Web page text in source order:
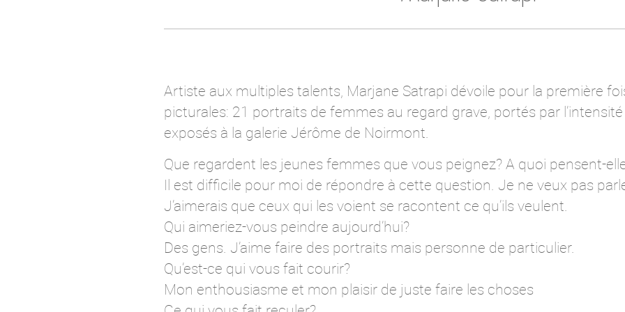
Artiste aux multiples talents, Marjane Satrapi dévoile pour la première
picturales: 21 portraits de femmes au regard grave, portés par
exposés à la galerie Jérôme de Noirmont.
Que regardent les jeunes femmes que vous peignez? A quoi pensent-
Il est difficile pour moi de répondre à cette question. Je ne veux pas
J’aimerais que ceux qui les voient se racontent ce qu’ils veulent.
Qui aimeriez-vous peindre aujourd’hui?
Des gens. J’aime faire des portraits mais personne de particulier.
Qu’est-ce qui vous fait courir?
Mon enthousiasme et mon plaisir de juste faire les choses